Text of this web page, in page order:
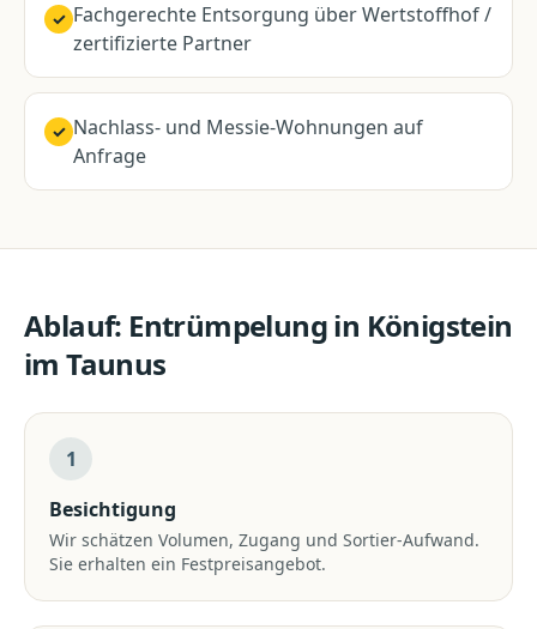
✓ Fachgerechte Entsorgung über Wertstoffhof /
zertifizierte Partner
✓ Nachlass- und Messie-Wohnungen auf
Anfrage
Ablauf: Entrümpelungin Königstein
im Taunus
1
Besichtigung
Wir schätzen Volumen, Zugang und Sortier-Aufwand.
Sie erhalten ein Festpreisangebot.